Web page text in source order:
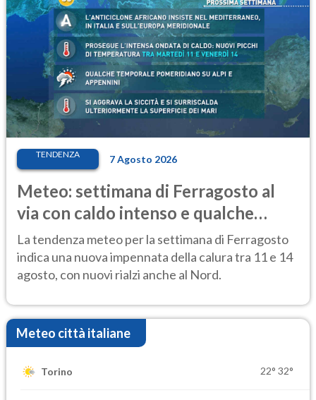
TENDENZA 7 Agosto 2026
Meteo: settimana di Ferragosto al
via con caldo intenso e qualche
temporale
La tendenza meteo per la settimana di Ferragosto
indica una nuova impennata della calura tra 11 e 14
agosto, con nuovi rialzi anche al Nord.
Meteo città italiane
Torino 22° 32°